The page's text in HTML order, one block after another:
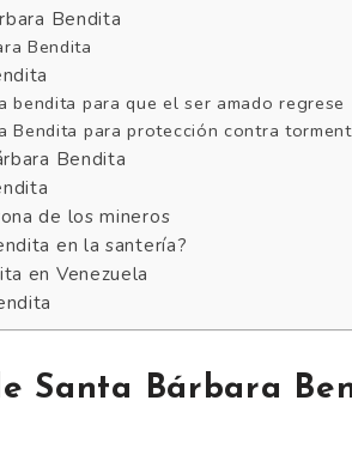
Bendita
Bendita
bendita para que el ser amado regrese
Bendita para protección contra
Bendita
de los mineros
en la santería?
en Venezuela
Santa Bárbara